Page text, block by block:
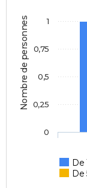
Nombre de personnes
De
De
0
0,25
0,5
0,75
1